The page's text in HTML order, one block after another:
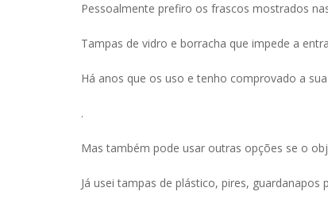
Pessoalmente prefiro os frascos mostrados
Tampas de vidro e borracha que impede a
Há anos que os uso e tenho comprovado a
.
Mas também pode usar outras opções se o
Já usei tampas de plástico, pires, guardanapos